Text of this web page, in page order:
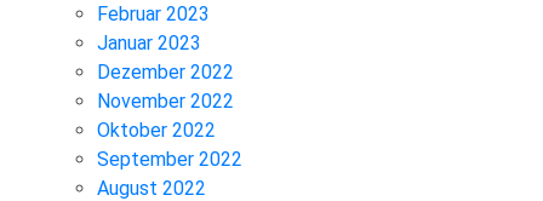
Februar 2023
Januar 2023
Dezember 2022
November 2022
Oktober 2022
September 2022
August 2022